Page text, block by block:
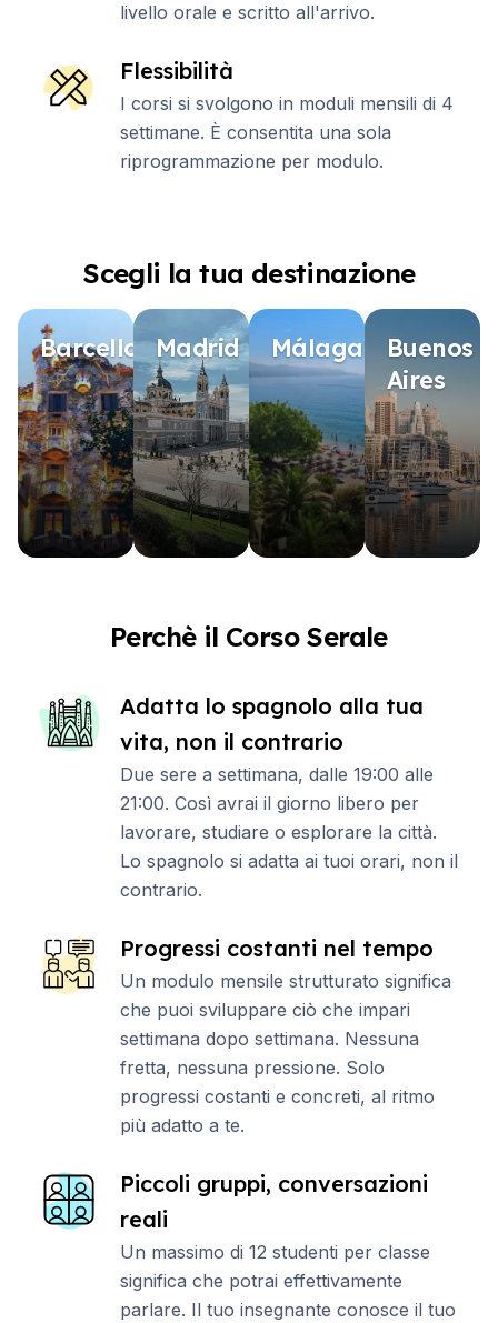
livello orale e scritto all'arrivo.
Flessibilità
I corsi si svolgono in moduli mensili di 4
settimane. È consentita una sola
riprogrammazione per modulo.
Scegli la tua destinazione
BarcellonaMadrid Málaga
Buenos
Aires
Perchè il Corso Serale
Adatta lo spagnolo alla tua
vita, non il contrario
Due sere a settimana, dalle 19:00 alle
21:00. Così avrai il giorno libero per
lavorare, studiare o esplorare la città.
Lo spagnolo si adatta ai tuoi orari, non il
contrario.
Progressi costanti nel tempo
Un modulo mensile strutturato significa
che puoi sviluppare ciò che impari
settimana dopo settimana. Nessuna
fretta, nessuna pressione. Solo
progressi costanti e concreti, al ritmo
più adatto a te.
Piccoli gruppi, conversazioni
reali
Un massimo di 12 studenti per classe
significa che potrai effettivamente
parlare. Il tuo insegnante conosce il tuo